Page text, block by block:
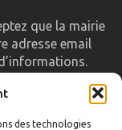
des technologies
que la mairie
adresse email